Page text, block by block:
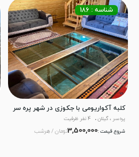
کلبه آکواریومی با جکوزی در شهر پره سر
شناسه : 186
پره‌سر ، گیلان
4 نفر ظرفیت
شروع قیمت :3,500,000تومان / هرشب